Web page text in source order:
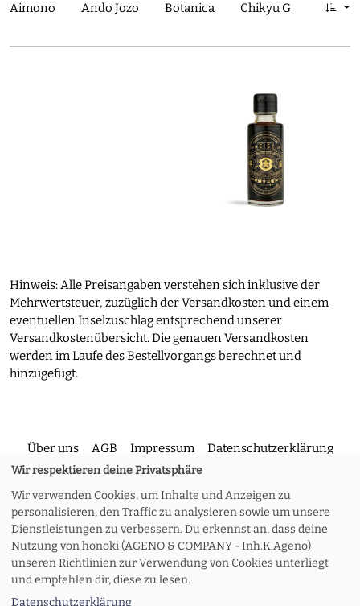
Aimono Ando Jozo Botanica Chikyu Greetings
Hinweis: Alle Preisangaben verstehen sich inklusive der
Mehrwertsteuer, zuzüglich der Versandkosten und einem
eventuellen Inselzuschlag entsprechend unserer
Versandkostenübersicht. Die genauen Versandkosten
werden im Laufe des Bestellvorgangs berechnet und
hinzugefügt.
Über uns AGB Impressum Datenschutzerklärung
Kontakt Versand und Rückgabe Widerruf
Zahlungsoptionen Meine Bestellung
Wir respektieren deine Privatsphäre
Wir verwenden Cookies, um Inhalte und Anzeigen zu
personalisieren, den Traffic zu analysieren sowie um unsere
Dienstleistungen zu verbessern. Du erkennst an, dass deine
Nutzung von honoki (AGENO & COMPANY - Inh.K.Ageno)
unseren Richtlinien zur Verwendung von Cookies unterliegt
und empfehlen dir, diese zu lesen.
Datenschutzerklärung